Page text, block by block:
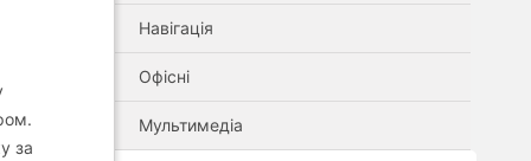
за
Навігація
Офісні
Мультимедіа